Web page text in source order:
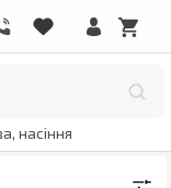
насіння